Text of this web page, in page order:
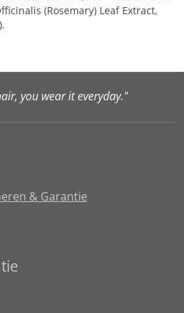
(Rosemary) Leaf Extract,
you wear it everyday."
& Garantie